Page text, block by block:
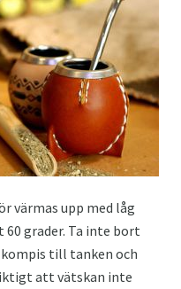
värmas upp med låg
grader. Ta inte bort
till tanken och
att vätskan inte